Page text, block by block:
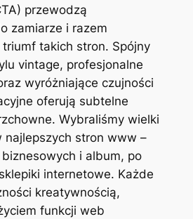
przewodzą
zamiarze i razem
takich stron. Spójny
vintage, profesjonalne
wyróżniające czujności
oferują subtelne
Wybraliśmy wielki
najlepszych stron www –
i album, po
internetowe. Każde
kreatywnością,
funkcji web